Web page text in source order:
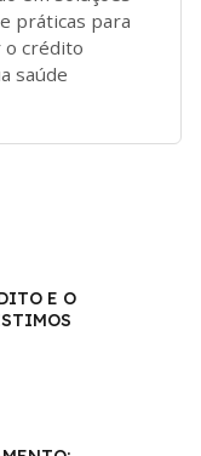
práticas para
o crédito
saúde
E O